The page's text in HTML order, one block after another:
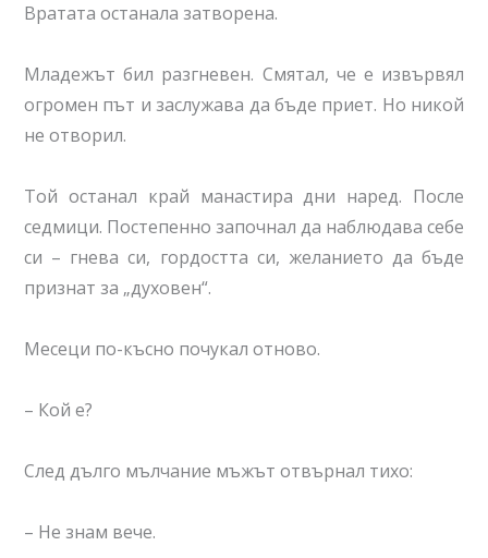
Вратата останала затворена.
Младежът бил разгневен. Смятал, че е извървял
огромен път и заслужава да бъде приет. Но никой
не отворил.
Той останал край манастира дни наред. После
седмици. Постепенно започнал да наблюдава себе
си – гнева си, гордостта си, желанието да бъде
признат за „духовен“.
Месеци по-късно почукал отново.
– Кой е?
След дълго мълчание мъжът отвърнал тихо:
– Не знам вече.